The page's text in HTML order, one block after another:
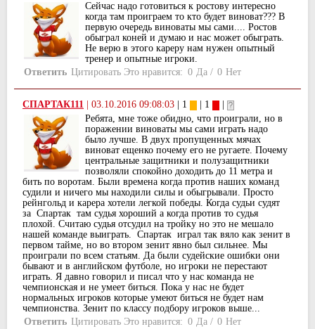
Сейчас надо готовиться к ростову интересно
когда там проиграем то кто будет виноват??? В
первую очередь виноваты мы сами.... Ростов
обыграл коней и думаю и нас может обыграть.
Не верю в этого кареру нам нужен опытный
тренер и опытные игроки.
Ответить Цитировать Это нравится: 0 Да / 0 Нет
СПАРТАК111 03.10.2016 09:08:03 | 1 | 1
Ребята, мне тоже обидно, что проиграли, но в
поражении виноваты мы сами играть надо
было лучше. В двух пропущенных мячах
виноват ещенко почему его не ругаете. Почему
центральные защитники и полузащитники
позволяли спокойно доходить до 11 метра и
бить по воротам. Были времена когда против наших команд
судили и ничего мы находили силы и обыгрывали. Просто
рейнгольд и карера хотели легкой победы. Когда судьи судят
за Спартак там судья хороший а когда против то судья
плохой. Считаю судья отсудил на тройку но это не мешало
нашей команде выиграть. Спартак играл так вяло как зенит в
первом тайме, но во втором зенит явно был сильнее. Мы
проиграли по всем статьям. Да были судейские ошибки они
бывают и в английском футболе, но игроки не перестают
играть. Я давно говорил и писал что у нас команда не
чемпионская и не умеет биться. Пока у нас не будет
нормальных игроков которые умеют биться не будет нам
чемпионства. Зенит по классу подбору игроков выше...
Ответить Цитировать Это нравится: 0 Да / 0 Нет